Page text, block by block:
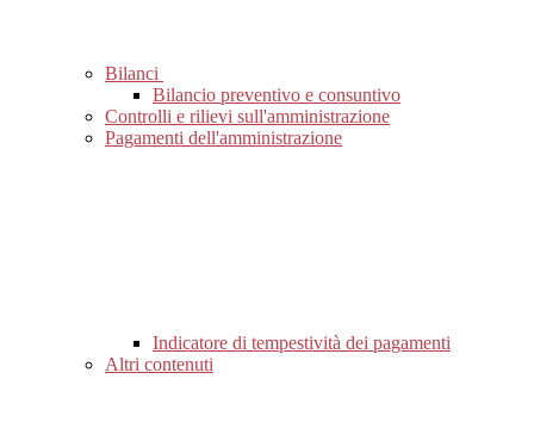
Bilanci
Bilancio preventivo e consuntivo
Controlli e rilievi sull'amministrazione
Pagamenti dell'amministrazione
Indicatore di tempestività dei pagamenti
Altri contenuti